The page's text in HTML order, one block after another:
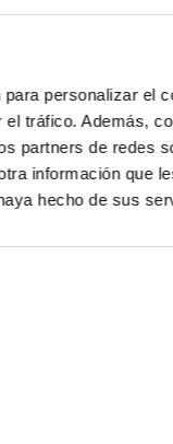
personalizar el
tráfico. Además,
partners de redes
información que
hecho de sus